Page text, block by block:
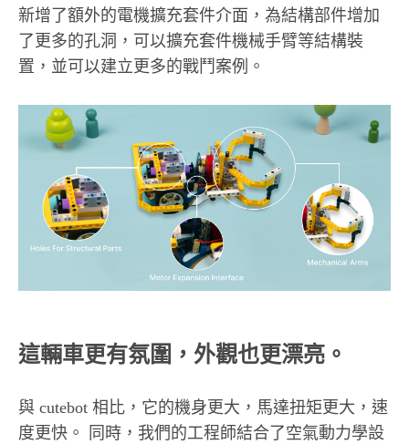
新增了額外的電機擴充套件介面，為結構部件增加
了更多的孔洞，可以擴充套件機械手臂等結構裝
置，並可以建立更多的戰鬥案例。
這輛車更有氛圍，外觀也更漂亮。
與 cutebot 相比，它的機身更大，馬達扭矩更大，速
度更快。 同時，我們的工程師結合了空氣動力學設